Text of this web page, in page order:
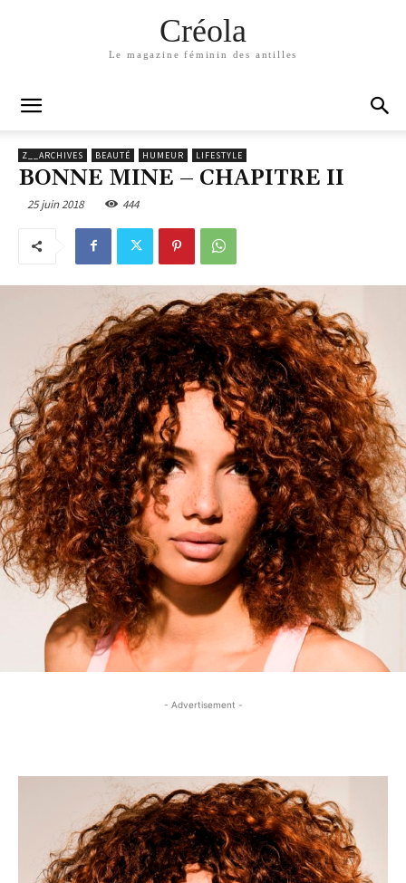
Créola
Le magazine féminin des antilles
Z__ARCHIVES BEAUTÉ HUMEUR LIFESTYLE
BONNE MINE – CHAPITRE II
25 juin 2018 444
- Advertisement -